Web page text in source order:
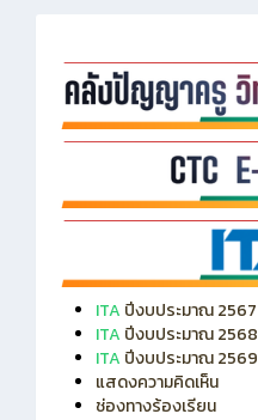
ITA ปีงบประมาณ 2567
ITA ปีงบประมาณ 2568
ITA ปีงบประมาณ 2569
แสดงความคิดเห็น
ช่องทางร้องเรียน